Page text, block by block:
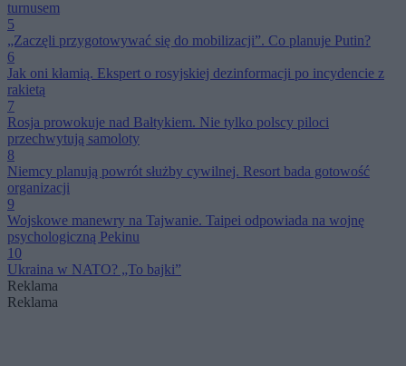
turnusem
5
„Zaczęli przygotowywać się do mobilizacji”. Co planuje Putin?
6
Jak oni kłamią. Ekspert o rosyjskiej dezinformacji po incydencie z
rakietą
7
Rosja prowokuje nad Bałtykiem. Nie tylko polscy piloci
przechwytują samoloty
8
Niemcy planują powrót służby cywilnej. Resort bada gotowość
organizacji
9
Wojskowe manewry na Tajwanie. Taipei odpowiada na wojnę
psychologiczną Pekinu
10
Ukraina w NATO? „To bajki”
Reklama
Reklama